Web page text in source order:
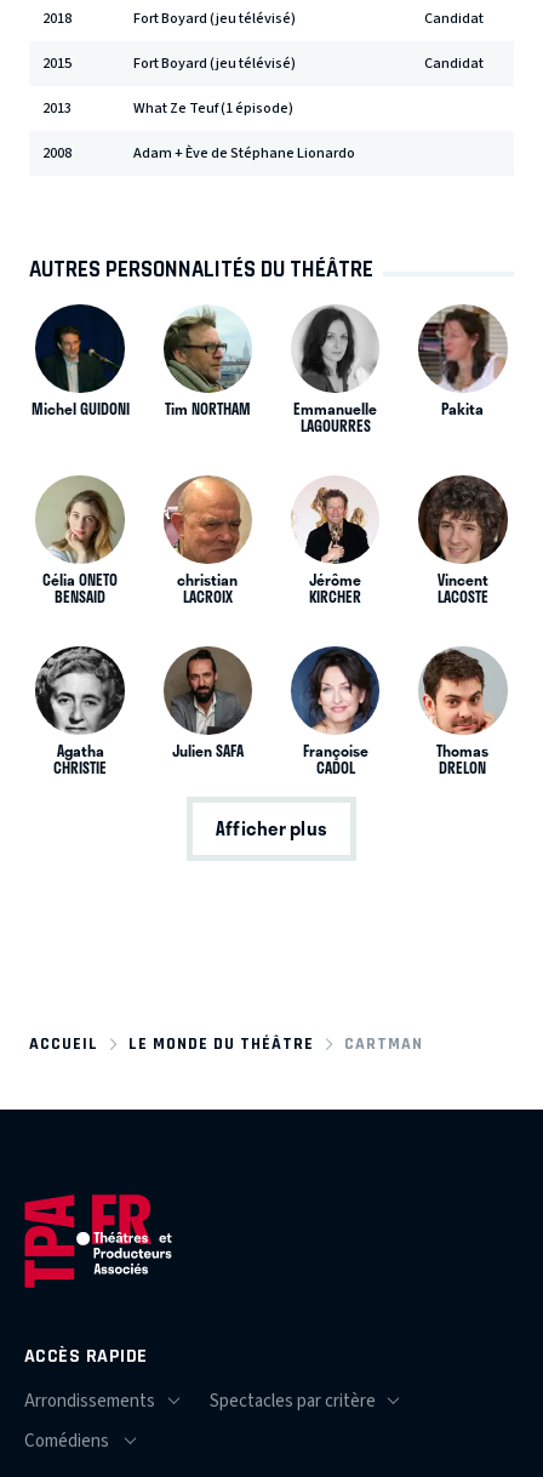
2018 Fort Boyard (jeu télévisé) Candidat
2015 Fort Boyard (jeu télévisé) Candidat
2013 What Ze Teuf (1 épisode)
2008 Adam + Ève de Stéphane Lionardo
AUTRES PERSONNALITÉS DU THÉÂTRE
Michel GUIDONI Tim NORTHAM Emmanuelle
LAGOURRES
Pakita
Célia ONETO
BENSAID
christian
LACROIX
Jérôme
KIRCHER
Vincent
LACOSTE
Agatha
CHRISTIE
Julien SAFA Françoise
CADOL
Thomas
DRELON
Afficher plus
ACCUEIL LE MONDE DU THÉÂTRE CARTMAN
ACCÈS RAPIDE